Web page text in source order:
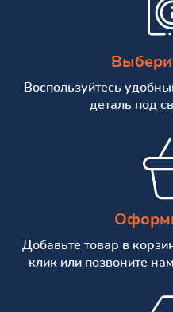
Воспользуйтесь
деталь под
Добавьте товар в
клик или позвоните